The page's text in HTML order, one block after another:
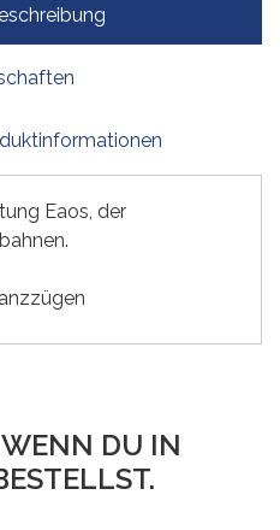
Eaos, der
DU IN